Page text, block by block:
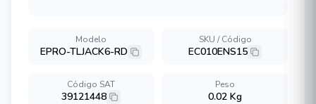
Modelo
EPRO-TLJACK6-RD
SKU / Código
EC010ENS15
Código SAT
39121448
Peso
0.02 Kg